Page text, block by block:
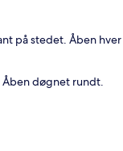
på stedet. Åben hver
døgnet rundt.